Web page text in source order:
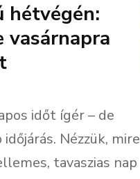
hétvégén:
vasárnapra
időt ígér – de
Nézzük, mire
tavaszias nap